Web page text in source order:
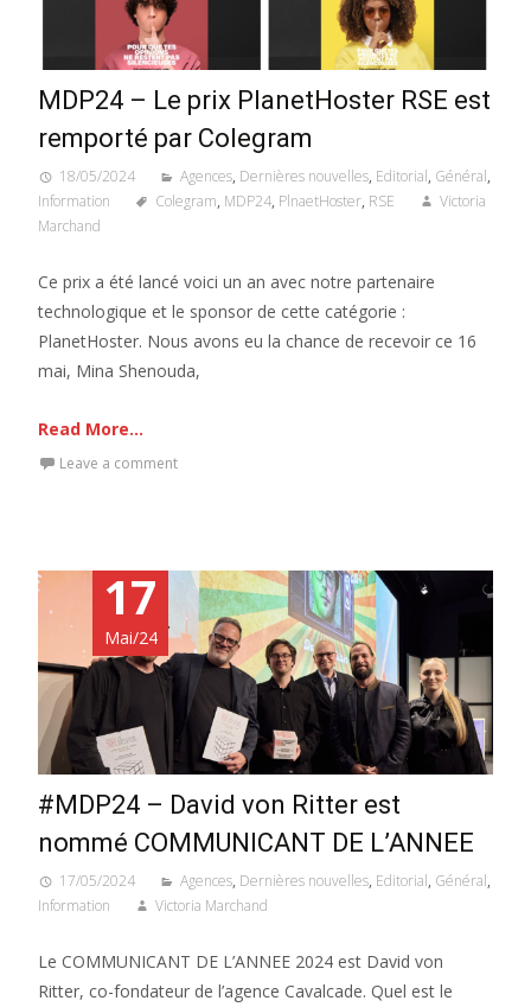
MDP24 – Le prix PlanetHoster RSE est
remporté par Colegram
18/05/2024 Agences, Dernières nouvelles, Editorial, Général,
Information
Colegram, MDP24, PlnaetHoster, RSE
Victoria
Marchand
Ce prix a été lancé voici un an avec notre partenaire
technologique et le sponsor de cette catégorie :
PlanetHoster. Nous avons eu la chance de recevoir ce 16
mai, Mina Shenouda,
Read More...
Leave a comment
17
Mai/24
#MDP24 – David von Ritter est
nommé COMMUNICANT DE L’ANNEE
17/05/2024 Agences, Dernières nouvelles, Editorial, Général,
Information
Victoria Marchand
Le COMMUNICANT DE L’ANNEE 2024 est David von
Ritter, co-fondateur de l’agence Cavalcade. Quel est le